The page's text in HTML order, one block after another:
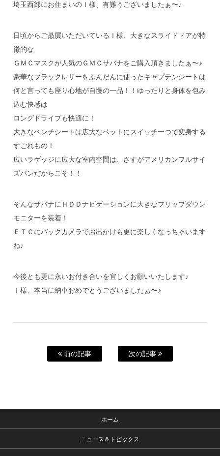
埼玉西部にお住まいのＩ様、有難うございましたぁ〜♪
日頃からご贔屓いただいているＩ様、大きなスライドドアが特
徴的な
ＧＭＣマスクが人気のＧＭＣサバナをご購入頂きましたぁ〜♪
豪華なブラックレザーをふんだんに使ったキャプテンシートは
何と言っても座り心地が自慢の一品！！ゆったりと身体を包み
込む快感は
ロングドライブも快適に！
大きなベンチシートは広大なベットにスイッチ一つで変身する
すごれもの！
広いラゲッジに広大な室内空間は、さすがアメリカンフルサイ
ズバンだからこそ！！
そんなサバナにＨＤＤナビゲーションに大きなフリップダウン
モニターを装着！
ＥＴＣにバックカメラでお出かけも更に楽しくなっちゃいます
ね♪
今後とも更に永いお付き合いを宜しくお願いいたします♪
Ｉ様、本当に納車おめでとうございましたぁ〜♪
前の記事 次の記事
ホーム
ニュース＆トピックス